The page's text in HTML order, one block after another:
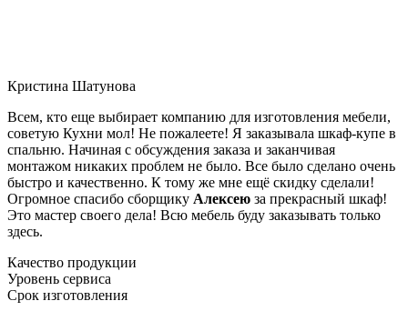
Кристина Шатунова
Всем, кто еще выбирает компанию для изготовления мебели,
советую Кухни мол! Не пожалеете! Я заказывала шкаф-купе в
спальню. Начиная с обсуждения заказа и заканчивая
монтажом никаких проблем не было. Все было сделано очень
быстро и качественно. К тому же мне ещё скидку сделали!
Огромное спасибо сборщику Алексею за прекрасный шкаф!
Это мастер своего дела! Всю мебель буду заказывать только
здесь.
Качество продукции
Уровень сервиса
Срок изготовления